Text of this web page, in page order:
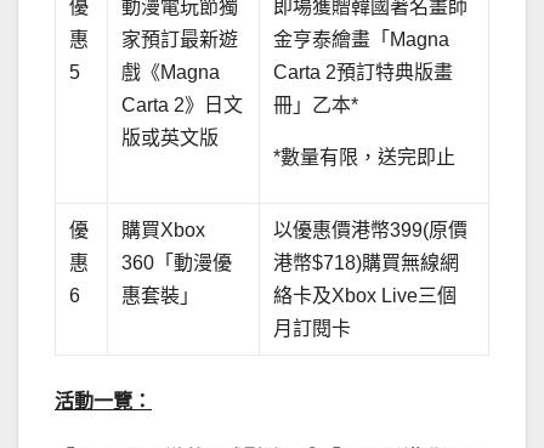
優
惠
5
動漫電玩節獨
家預訂最新遊
戲《Magna
Carta 2》日文
版或英文版
即場獲贈韓國著名畫師
金亨泰繪畫「Magna
Carta 2預訂特典版畫
冊」乙本*
*數量有限，送完即止
優
惠
6
購買Xbox
360「動漫優
惠套裝」
以優惠價港幣399(原價
港幣$718)購買無線網
絡卡及Xbox Live三個
月訂閱卡
活動一覽：